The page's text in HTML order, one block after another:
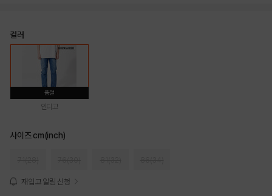
컬러
품절
인디고
사이즈 cm(inch)
재입고 알림 신청